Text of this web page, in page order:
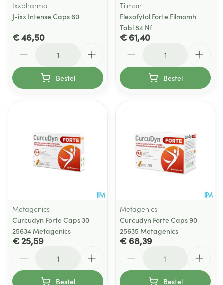
Ixxpharma
J-ixx Intense Caps 60
€ 46,50
Bestel
Tilman
Flexofytol Forte Filmomh
Tabl 84 Nf
€ 61,40
Bestel
Metagenics
Curcudyn Forte Caps 30
25634 Metagenics
€ 25,59
Bestel
Metagenics
Curcudyn Forte Caps 90
25635 Metagenics
€ 68,39
Bestel